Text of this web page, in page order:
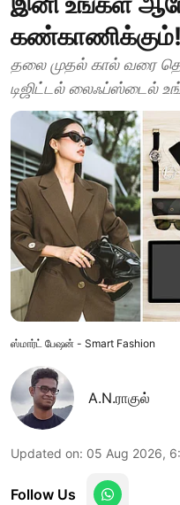
கண்காணிக்கும்!
தலை முதல் கால் வரை
டிஜிட்டல் லைஃப்ஸ்டைல்
ஸ்மார்ட் பேஷன் - Smart Fashion
A.N.ராகுல்
Updated on: 05 Aug 2026,
Follow Us